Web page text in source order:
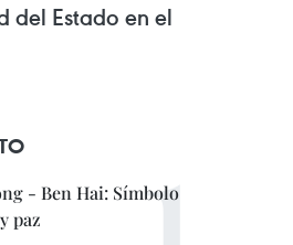
del Estado en el
- Ben Hai: Símbolo
paz